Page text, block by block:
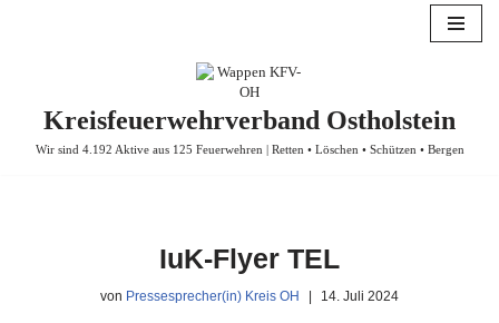
Kreisfeuerwehrverband Ostholstein
Wir sind 4.192 Aktive aus 125 Feuerwehren | Retten • Löschen • Schützen • Bergen
IuK-Flyer TEL
von Pressesprecher(in) Kreis OH 14. Juli 2024